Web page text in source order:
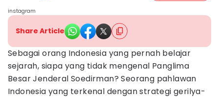
instagram
Share Article
Sebagai orang Indonesia yang pernah belajar
sejarah, siapa yang tidak mengenal Panglima
Besar Jenderal Soedirman? Seorang pahlawan
Indonesia yang terkenal dengan strategi gerilya-